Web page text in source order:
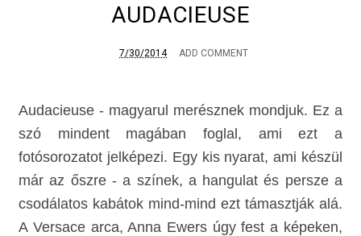
AUDACIEUSE
7/30/2014 ADD COMMENT
Audacieuse - magyarul merésznek mondjuk. Ez a
szó mindent magában foglal, ami ezt a
fotósorozatot jelképezi. Egy kis nyarat, ami készül
már az őszre - a színek, a hangulat és persze a
csodálatos kabátok mind-mind ezt támasztják alá.
A Versace arca, Anna Ewers úgy fest a képeken,